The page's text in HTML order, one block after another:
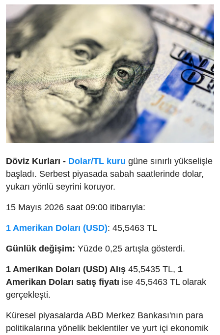
Kapalı Çarşı
Şirket Haberleri
Döviz Kurları - Dolar/TL kuru güne sınırlı yükselişle
başladı. Serbest piyasada sabah saatlerinde dolar,
yukarı yönlü seyrini koruyor.
15 Mayıs 2026 saat 09:00 itibarıyla:
1 Amerikan Doları (USD): 45,5463 TL
Günlük değişim: Yüzde 0,25 artışla gösterdi.
1 Amerikan Doları (USD) Alış 45,5435 TL, 1
Amerikan Doları satış fiyatı ise 45,5463 TL olarak
gerçekleşti.
Küresel piyasalarda ABD Merkez Bankası'nın para
politikalarına yönelik beklentiler ve yurt içi ekonomik